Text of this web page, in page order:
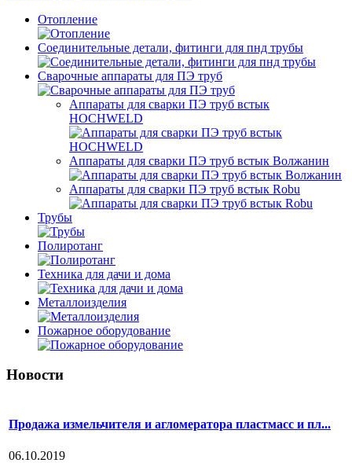
Отопление
Соединительные детали, фитинги для пнд трубы
Сварочные аппараты для ПЭ труб
Аппараты для сварки ПЭ труб встык
HOCHWELD
Аппараты для сварки ПЭ труб встык Волжанин
Аппараты для сварки ПЭ труб встык Robu
Трубы
Полиротанг
Техника для дачи и дома
Металлоизделия
Пожарное оборудование
Новости
Продажа измельчителя и агломератора пластмасс и пл...
06.10.2019